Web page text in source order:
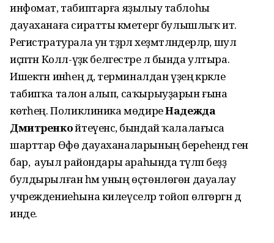
инфомат, табиптарға яҙылыу таблоһы
дауаханаға сиратты кәметергә булышлыҡ итә.
Регистратурала ун тәҙрәлә хеҙмәтләндерәләр, шул
иҫәптән Колл-үҙәк белгестәре лә бында ултыра.
Ишектән инәһең дә, терминалдан үҙеңә кәрәкле
табипҡа талон алып, саҡырыуҙарын ғына
көтәһең. Поликлиника мөдиреНадежда
Дмитренкоәйтеүенсә, бындай ҡалалағыса
шарттар Өфө дауаханаларының береһендә генә
бар, ә ауыл райондары араһында тәүләп беҙҙә
булдырылған һәм уның өҫтөнлөгөн дауалау
учреждениеһына килеүселәр тойоп өлгөргән дә
инде.